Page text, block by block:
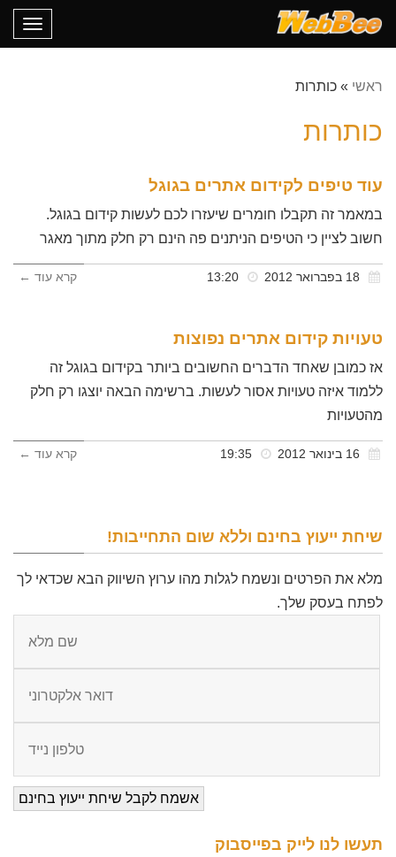
ראשי » כותרות
כותרות
עוד טיפים לקידום אתרים בגוגל
במאמר זה תקבלו חומרים שיעזרו לכם לעשות קידום בגוגל.
חשוב לציין כי הטיפים הניתנים פה הינם רק חלק מתוך מאגר
קרא עוד ←
טעויות קידום אתרים נפוצות
אז כמובן שאחד הדברים החשובים ביותר בקידום בגוגל זה
ללמוד איזה טעויות אסור לעשות. ברשימה הבאה יוצגו רק חלק
מהטעויות
קרא עוד ←
שיחת ייעוץ בחינם וללא שום התחייבות!
מלא את הפרטים ונשמח לגלות מהו ערוץ השיווק הבא שכדאי לך
לפתח בעסק שלך.
תעשו לנו לייק בפייסבוק